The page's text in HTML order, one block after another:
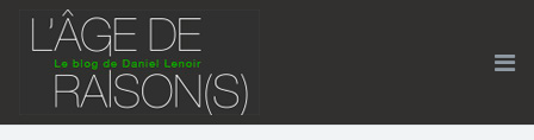
Skip
content